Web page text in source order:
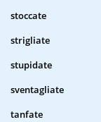
stoccate
strigliate
stupidate
sventagliate
tanfate